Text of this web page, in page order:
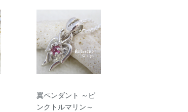
翼ペンダント ～ピ
ンクトルマリン～